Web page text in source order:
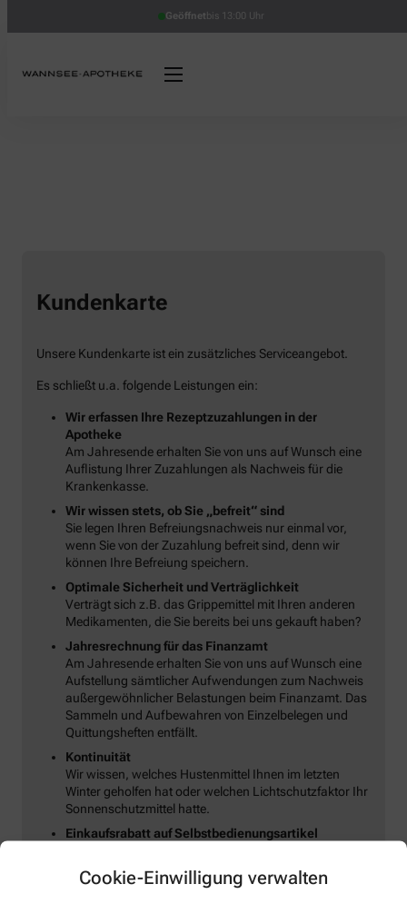
Cookie-Einwilligung verwalten
Geöffnetbis 13:00 Uhr
Kundenkarte
Unsere Kundenkarte ist ein zusätzliches Serviceangebot.
Es schließt u.a. folgende Leistungen ein:
Wir erfassen Ihre Rezeptzuzahlungen in der
Apotheke
Am Jahresende erhalten Sie von uns auf Wunsch eine
Auflistung Ihrer Zuzahlungen als Nachweis für die
Krankenkasse.
Wir wissen stets, ob Sie „befreit“ sind
Sie legen Ihren Befreiungsnachweis nur einmal vor,
wenn Sie von der Zuzahlung befreit sind, denn wir
können Ihre Befreiung speichern.
Optimale Sicherheit und Verträglichkeit
Verträgt sich z.B. das Grippemittel mit Ihren anderen
Medikamenten, die Sie bereits bei uns gekauft haben?
Jahresrechnung für das Finanzamt
Am Jahresende erhalten Sie von uns auf Wunsch eine
Aufstellung sämtlicher Aufwendungen zum Nachweis
außergewöhnlicher Belastungen beim Finanzamt. Das
Sammeln und Aufbewahren von Einzelbelegen und
Quittungsheften entfällt.
Kontinuität
Wir wissen, welches Hustenmittel Ihnen im letzten
Winter geholfen hat oder welchen Lichtschutzfaktor Ihr
Sonnenschutzmittel hatte.
Einkaufsrabatt auf Selbstbedienungsartikel
einen Rabatt auf alle Artikel des
Selbstbedienungssortiments.